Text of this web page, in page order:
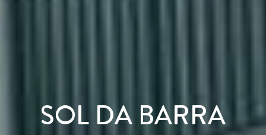
SOL DA BARRA